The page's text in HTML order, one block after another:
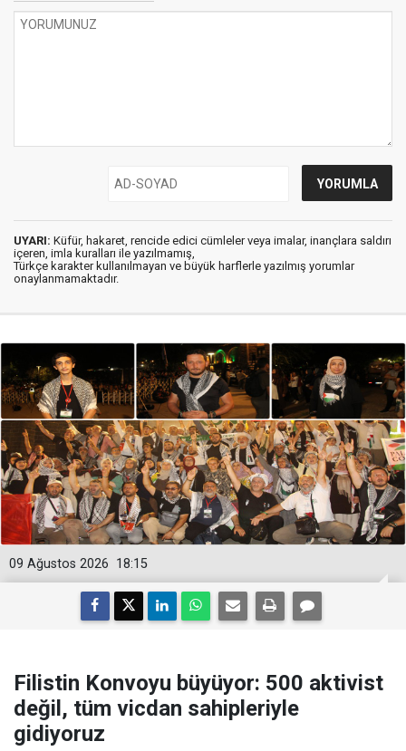
UYARI: Küfür, hakaret, rencide edici cümleler veya imalar, inançlara saldırı
içeren, imla kuralları ile yazılmamış,
Türkçe karakter kullanılmayan ve büyük harflerle yazılmış yorumlar
onaylanmamaktadır.
18:15
09 Ağustos 2026
Filistin Konvoyu büyüyor: 500 aktivist
değil, tüm vicdan sahipleriyle
gidiyoruz